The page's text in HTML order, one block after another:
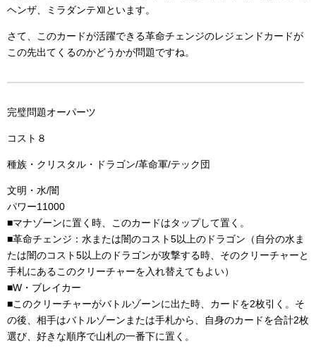
ヘンザ、ミラダンテⅫといます。
さて、このカードが活躍できる革命チェンジのレジェンドカードが
この先出てくるのかどうかが問題ですね。
完璧問題オーパーツ
コスト８
種族・クリスタル・ドラゴン/革命軍/テック団
文明・水/闇
パワー11000
■マナゾーンに置く時、このカードはタップして置く。
■革命チェンジ：水または闇のコスト5以上のドラゴン（自分の水ま
たは闇のコスト5以上のドラゴンが攻撃する時、そのクリーチャーと
手札にあるこのクリーチャーを入れ替えてもよい）
■W・ブレイカー
■このクリーチャーがバトルゾーンに出た時、カードを2枚引く。そ
の後、相手はバトルゾーンまたは手札から、自身のカードを合計2枚
選び、好きな順序で山札の一番下に置く。